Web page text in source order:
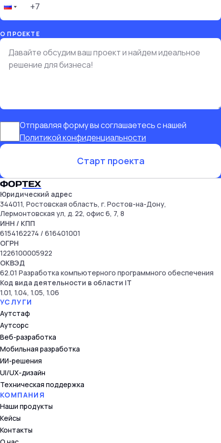
О ПРОЕКТЕ
Отправляя форму вы соглашаетесь с нашей
Политикой конфиденциальности
Старт проекта
Юридический адрес
344011, Ростовская область, г. Ростов-на-Дону,
Лермонтовская ул, д. 22, офис 6, 7, 8
ИНН / КПП
6154162274 / 616401001
ОГРН
1226100005922
ОКВЭД
62.01 Разработка компьютерного программного обеспечения
Код вида деятельности в области IT
1.01, 1.04, 1.05, 1.06
УСЛУГИ
Аутстаф
Аутсорс
Веб-разработка
Мобильная разработка
ИИ-решения
UI/UX-дизайн
Техническая поддержка
КОМПАНИЯ
Наши продукты
Кейсы
Контакты